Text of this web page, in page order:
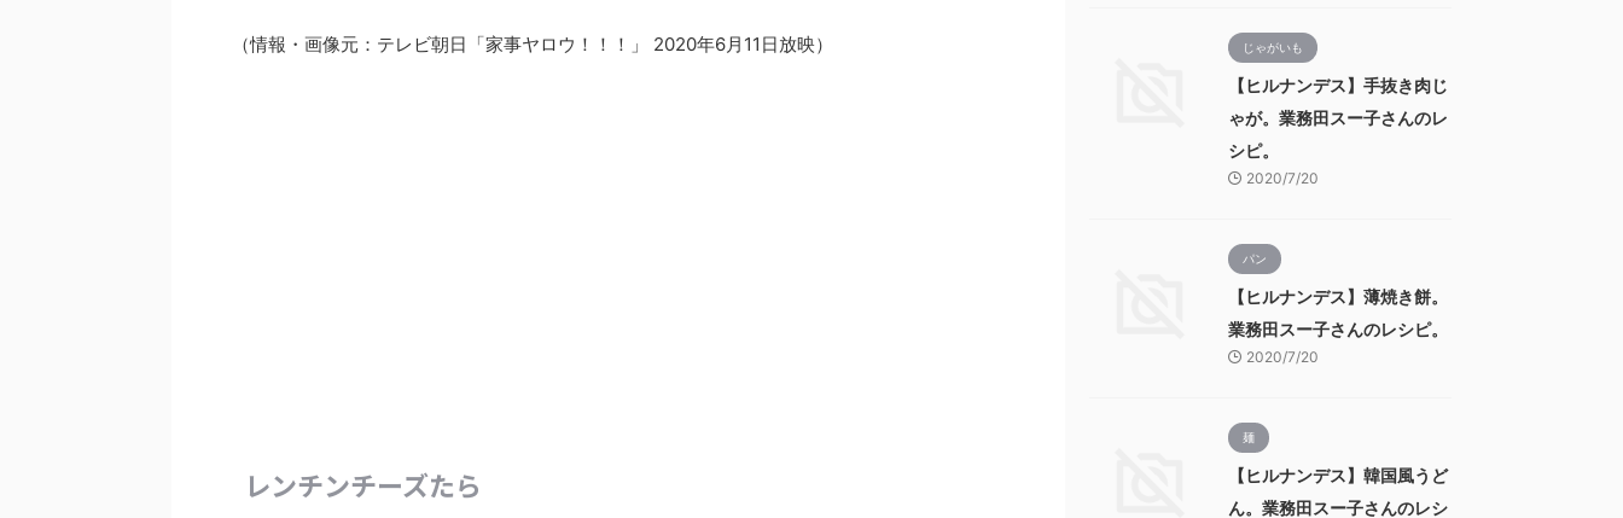
（情報・画像元：テレビ朝日「家事ヤロウ！！！」 2020年6月11日放映）
レンチンチーズたら
じゃがいも
【ヒルナンデス】手抜き肉じ
ゃが。業務田スー子さんのレ
シピ。
2020/7/20
パン
【ヒルナンデス】薄焼き餅。
業務田スー子さんのレシピ。
2020/7/20
麺
【ヒルナンデス】韓国風うど
ん。業務田スー子さんのレシ